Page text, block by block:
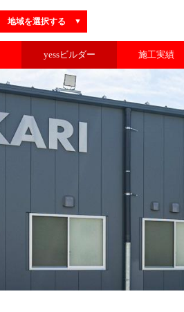
地域を選択する
yessビルダー 施工実績